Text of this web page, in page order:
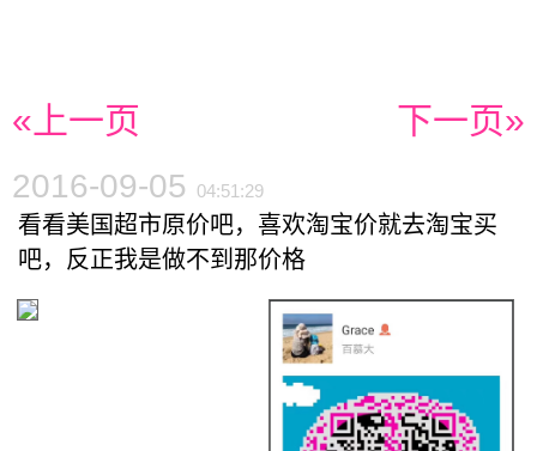
«上一页 下一页»
2016-09-05 04:51:29
看看美国超市原价吧，喜欢淘宝价就去淘宝买
吧，反正我是做不到那价格